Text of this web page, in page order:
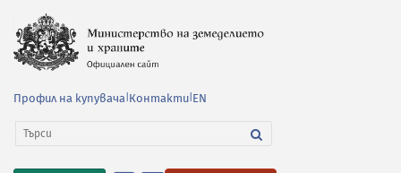
Профил на купувача Контакти EN